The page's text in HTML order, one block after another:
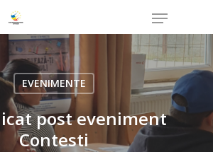
Menu
EVENIMENTE
post eveniment
Contesti
Close
Menu